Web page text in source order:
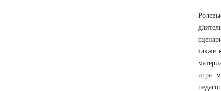
также
игра